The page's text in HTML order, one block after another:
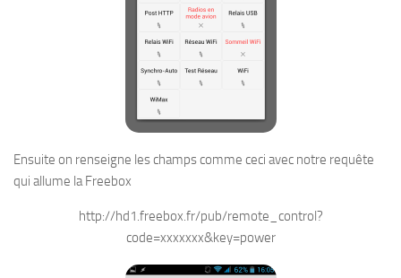
Ensuite on renseigne les champs comme ceci avec notre requête
qui allume la Freebox
http://hd1.freebox.fr/pub/remote_control?
code=xxxxxxx&key=power